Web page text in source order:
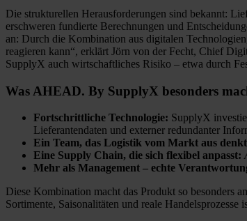
Die strukturellen Herausforderungen sind bekannt:
erschweren fundierte Berechnungen und
an: Durch die Kombination aus digitalen
reagieren kann“, erklärt Jörn von der Fecht, Chief
SupplyX auch wirtschaftliches Risiko – etwa durch
Was AHEAD. By SupplyX besonders
Fortschrittliche Technologie: SupplyX
Lieferantendaten und externer redundanter
Ein Team, das Logistik vom Markt aus denkt
Eine Supply Chain, die sich flexibel anpasst:
Mehr als Management – echte
Diese Kombination macht das Produkt so besonders
Sortimente, Saisonalitäten und reale